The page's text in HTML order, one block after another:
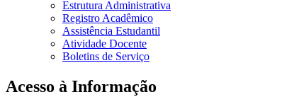
Estrutura Administrativa
Registro Acadêmico
Assistência Estudantil
Atividade Docente
Boletins de Serviço
Acesso à Informação